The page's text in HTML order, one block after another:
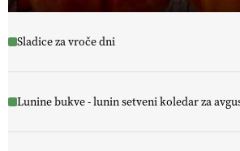
Sladice za vroče dni
Lunine bukve - lunin setveni koledar za